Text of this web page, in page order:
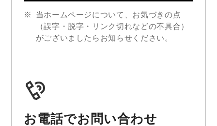
当ホームページについて、お気づきの点
（誤字・脱字・リンク切れなどの不具合）
がございましたらお知らせください。
お電話でお問い合わせ